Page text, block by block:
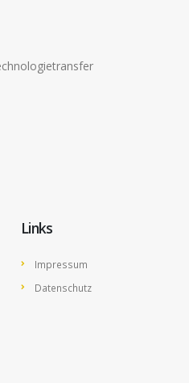
Links
Impressum
Datenschutz